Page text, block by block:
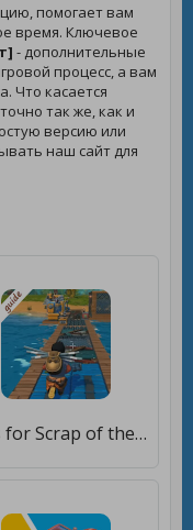
помогает вам
время. Ключевое
- дополнительные
процесс, а вам
Что касается
так же, как и
версию или
наш сайт для
Tips for Scrap of the Mechanic - survival [Полная версия]